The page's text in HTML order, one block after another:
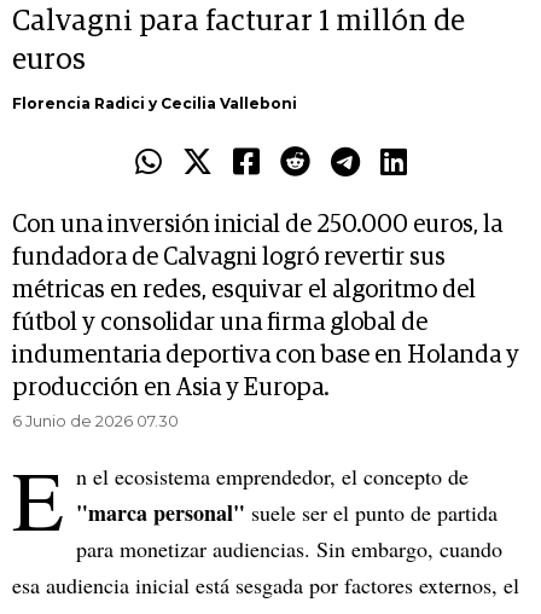
Calvagni para facturar 1 millón de
euros
Florencia Radici y Cecilia Valleboni
Con una inversión inicial de 250.000 euros, la
fundadora de Calvagni logró revertir sus
métricas en redes, esquivar el algoritmo del
fútbol y consolidar una firma global de
indumentaria deportiva con base en Holanda y
producción en Asia y Europa.
6 Junio de 2026 07.30
E n el ecosistema emprendedor, el concepto de
"marca personal" suele ser el punto de partida
para monetizar audiencias. Sin embargo, cuando
esa audiencia inicial está sesgada por factores externos, el